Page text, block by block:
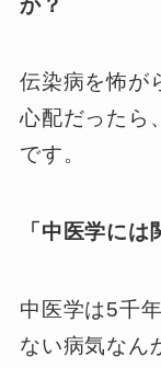
か？
伝染病を怖が
心配だったら
です。
「中医学には
中医学は5千
ない病気なん